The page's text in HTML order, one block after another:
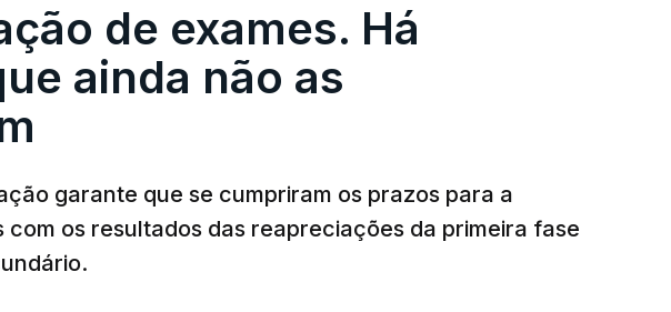
de exames. Há
ainda não as
garante que se cumpriram os prazos para a
com os resultados das reapreciações da primeira fase